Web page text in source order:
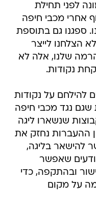
לפני תחילת
אחרי מכבי חיפה
ספגנו גם בתוספת
הצלחנו לייצר
שלנו, אלה לא
נקודות.
להילחם על נקודות
שגם נגד מכבי חיפה
שנשארו ליגה
ההעברות נחזק את
להישאר בליגה,
שאפשר
ובהתקפה, כדי
על מקום